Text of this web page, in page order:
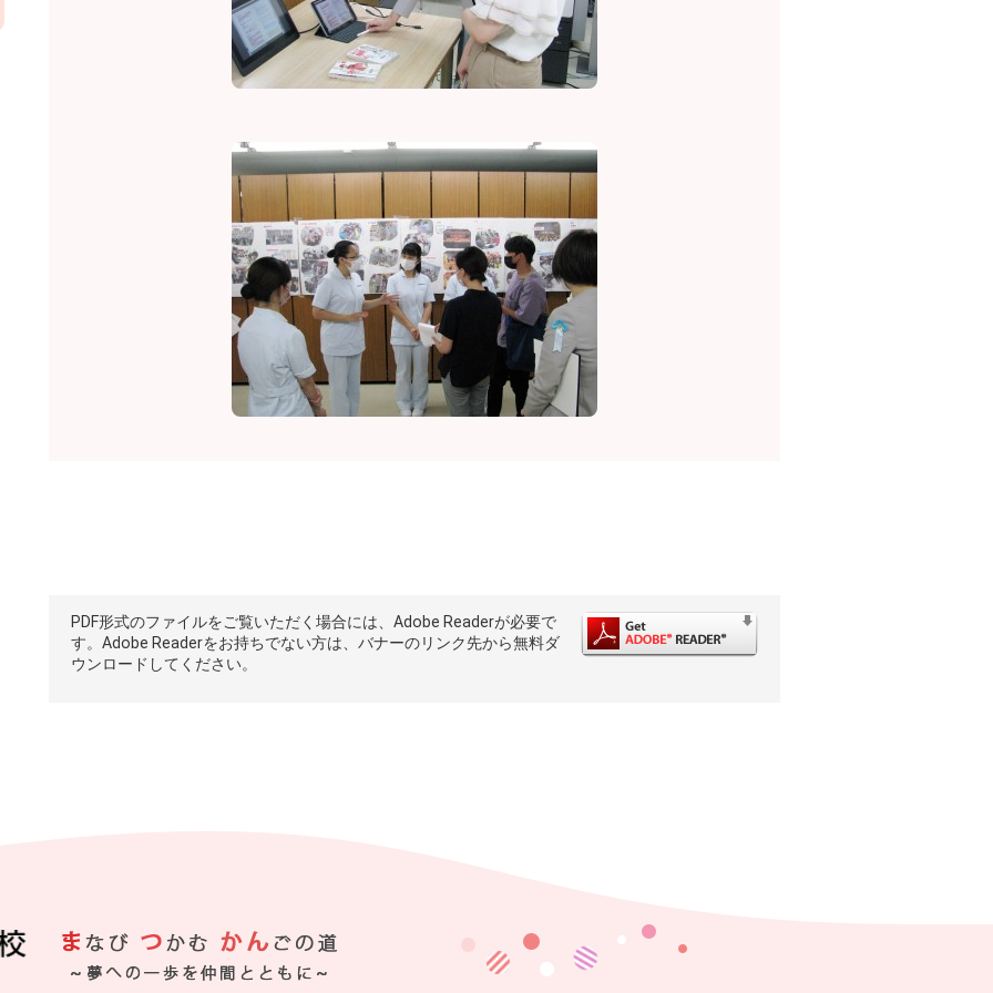
PDF形式のファイルをご覧いただく場合には、Adobe Readerが必要で
す。Adobe Readerをお持ちでない方は、バナーのリンク先から無料ダ
ウンロードしてください。